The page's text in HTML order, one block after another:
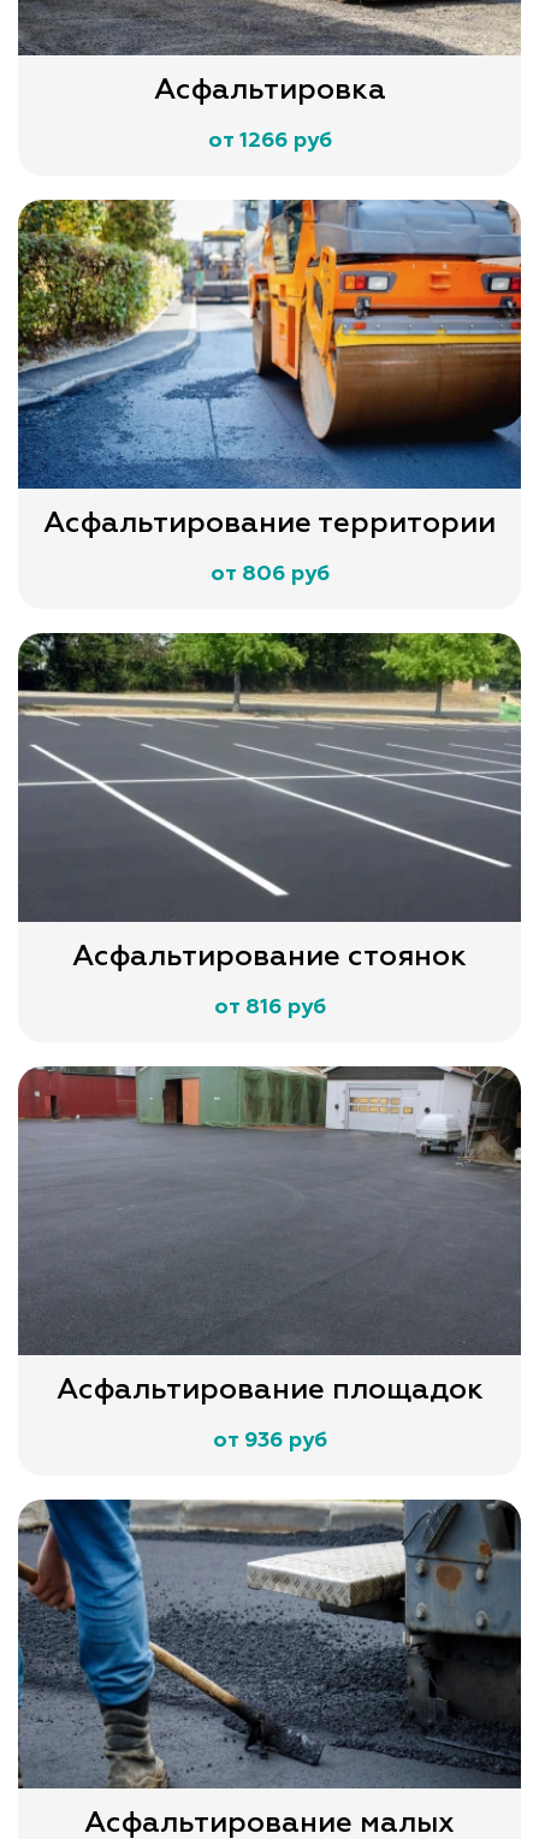
Асфальтировка
от 1266 руб
Асфальтирование территории
от 806 руб
Асфальтирование стоянок
от 816 руб
Асфальтирование площадок
от 936 руб
Асфальтирование малых